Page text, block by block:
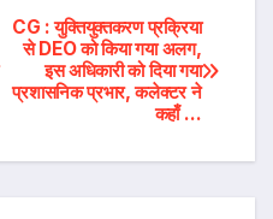
CG : युक्तियुक्तकरण प्रक्रिया
से DEO को किया गया अलग,
इस अधिकारी को दिया गया
प्रशासनिक प्रभार, कलेक्टर ने
कहाँ …